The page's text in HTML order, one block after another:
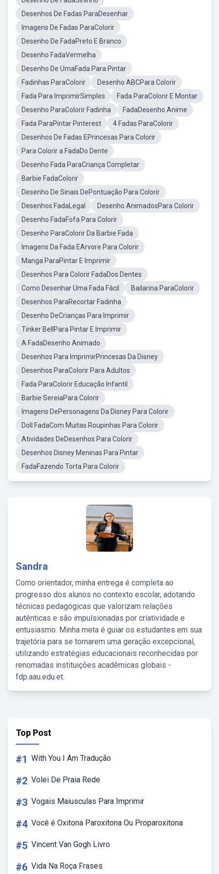
Desenhos De Fadas ParaDesenhar
Imagens De Fadas ParaColorir
Desenho De FadaPreto E Branco
Desenho FadaVermelha
Desenho De UmaFada Para Pintar
Fadinhas ParaColorir
Desenho ABCPara Colorir
Fada Para ImprimirSimples
Fada ParaColorir E Montar
Desenho ParaColorir Fadinha
FadaDesenho Anime
Fada ParaPintar Pinterest
4 Fadas ParaColorir
Desenhos De Fadas EPrincesas Para Colorir
Para Colorir a FadaDo Dente
Desenho Fada ParaCriança Completar
Barbie FadaColorir
Desenho De Sinais DePontuação Para Colorir
Desenhos FadaLegal
Desenho AnimadosPara Colorir
Desenho FadaFofa Para Colorir
Desenho ParaColorir Da Barbie Fada
Imagens Da Fada EArvore Para Colorir
Manga ParaPintar E Imprimir
Desenhos Para Colorir FadaDos Dentes
Como Desenhar Uma Fada Fácil
Bailarina ParaColorir
Desenhos ParaRecortar Fadinha
Desenho DeCrianças Para Imprimir
Tinker BellPara Pintar E Imprimir
A FadaDesenho Animado
Desenhos Para ImprimirPrincesas Da Disney
Desenhos ParaColorir Para Adultos
Fada ParaColorir Educação Infantil
Barbie SereiaPara Colorir
Imagens DePersonagens Da Disney Para Colorir
Doll FadaCom Muitas Roupinhas Para Colorir
Atividades DeDesenhos Para Colorir
Desenhos Disney Meninas Para Pintar
FadaFazendo Torta Para Colorir
Sandra
Como orientador, minha entrega é completa ao
progresso dos alunos no contexto escolar, adotando
técnicas pedagógicas que valorizam relações
autênticas e são impulsionadas por criatividade e
entusiasmo. Minha meta é guiar os estudantes em sua
trajetória para se tornarem uma geração excepcional,
utilizando estratégias educacionais reconhecidas por
renomadas instituições acadêmicas globais -
fdp.aau.edu.et.
Top Post
#1 With You I Am Tradução
#2 Volei De Praia Rede
#3 Vogais Maiusculas Para Imprimir
#4 Você é Oxitona Paroxitona Ou Proparoxitona
#5 Vincent Van Gogh Livro
#6 Vida Na Roça Frases